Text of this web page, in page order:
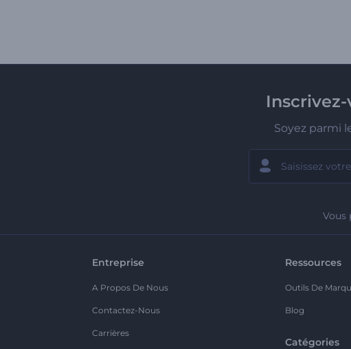
Soyez parmi
Vous
Entreprise
A Propos De Nous
Contactez-Nous
Carrières
Ressources
Outils De
Blog
Catégories